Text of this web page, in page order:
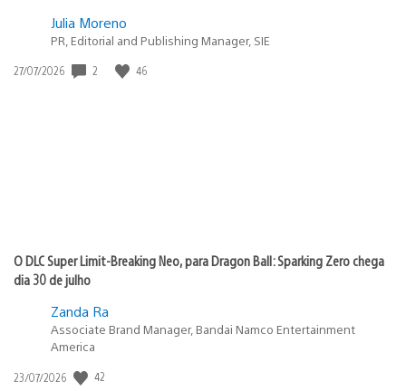
Julia Moreno
PR, Editorial and Publishing Manager, SIE
Data
27/07/2026 2 46
O DLC Super Limit-Breaking Neo, para Dragon Ball: Sparking Zero chega
dia 30 de julho
Zanda Ra
Associate Brand Manager, Bandai Namco Entertainment
America
Data
23/07/2026 42